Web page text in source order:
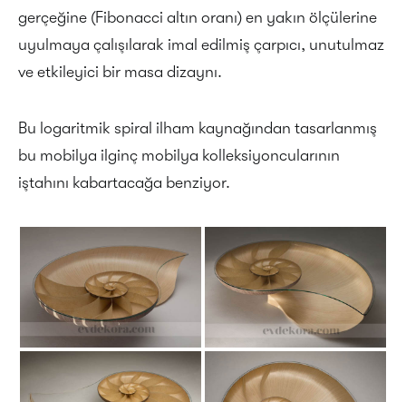
gerçeğine (Fibonacci altın oranı) en yakın ölçülerine
uyulmaya çalışılarak imal edilmiş çarpıcı, unutulmaz
ve etkileyici bir masa dizaynı.
Bu logaritmik spiral ilham kaynağından tasarlanmış
bu mobilya ilginç mobilya kolleksiyoncularının
iştahını kabartacağa benziyor.